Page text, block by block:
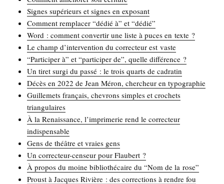
Signes supé­rieurs et signes en exposant
Com­ment rem­pla­cer “dédié à” et “dédié”
Word : com­ment conver­tir une liste à puces en texte ?
Le champ d’intervention du cor­rec­teur est vaste
“Par­ti­ci­per à” et “par­ti­ci­per de”, quelle différence ?
Un tiret sur­gi du pas­sé : le trois quarts de cadratin
Décès en 2022 de Jean Méron, cher­cheur en typographie
Guille­mets fran­çais, che­vrons simples et cro­chets
triangulaires
À la Renais­sance, l’imprimerie rend le cor­rec­teur
indispensable
Gens de théâtre et vraies gens
Un cor­rec­teur-cen­seur pour Flaubert ?
À pro­pos du moine biblio­thé­caire du “Nom de la rose”
Proust à Jacques Rivière : des cor­rec­tions à rendre fou